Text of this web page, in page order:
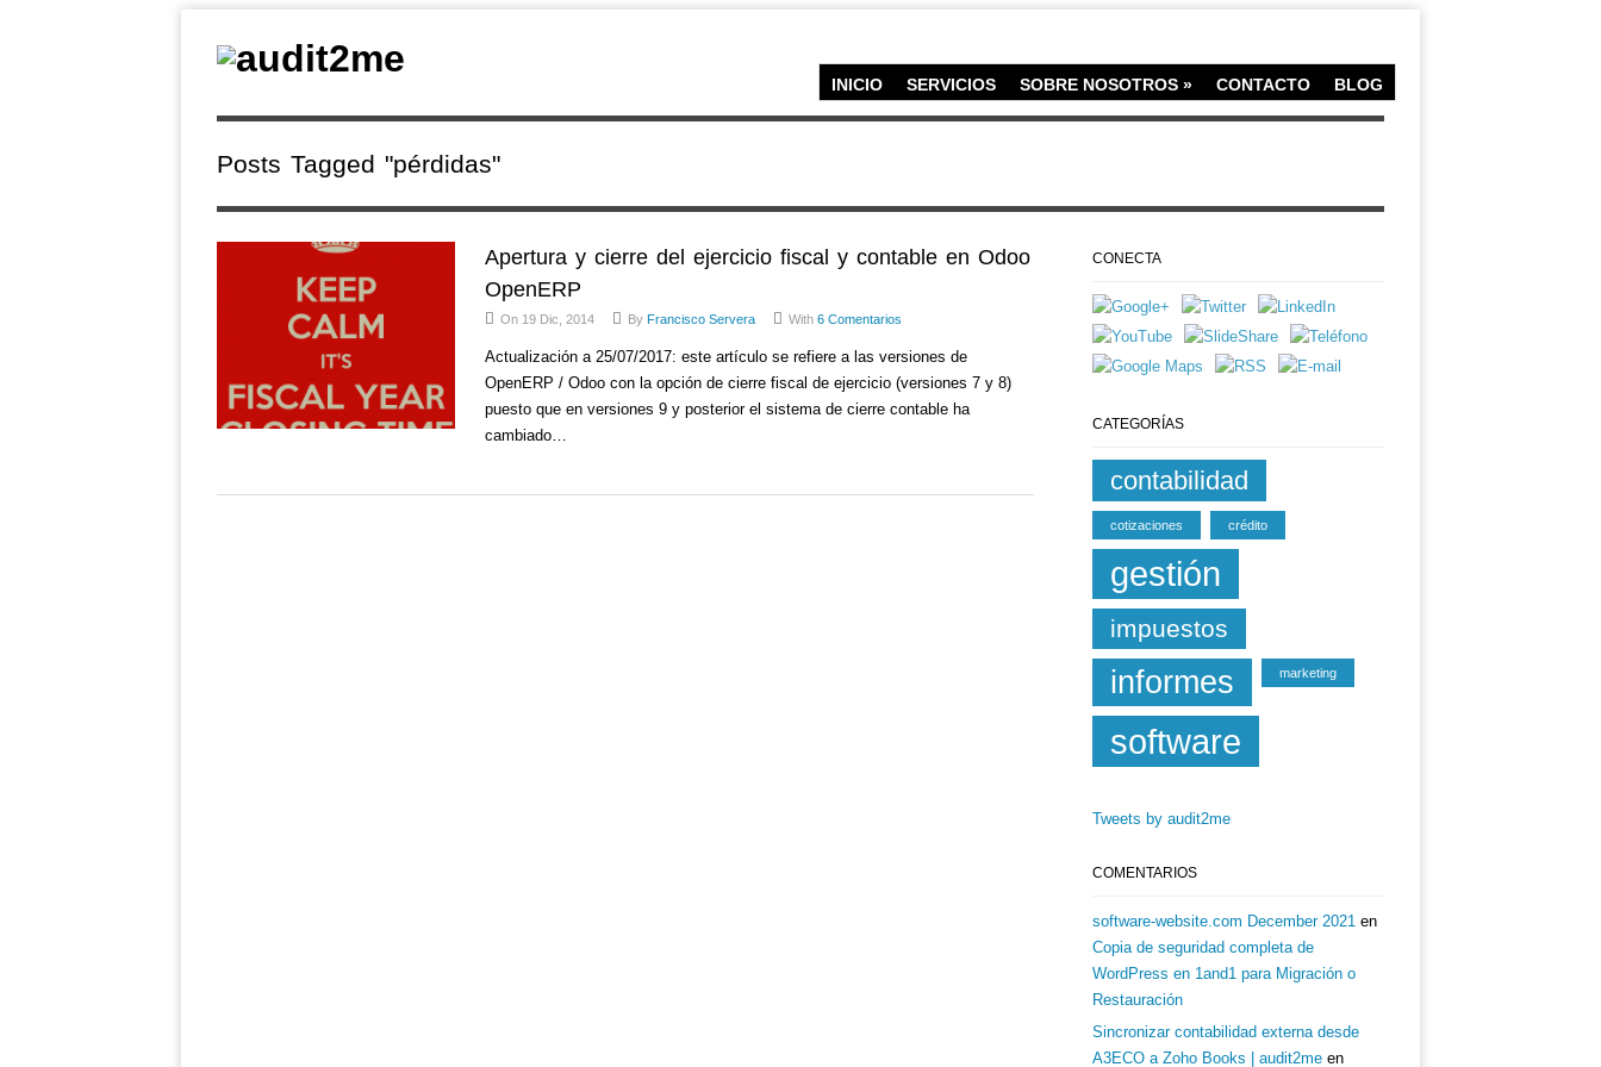
INICIO SERVICIOS SOBRE NOSOTROS » CONTACTO BLOG
Posts Tagged "pérdidas"
Apertura y cierre del ejercicio fiscal y contable en Odoo
OpenERP
On 19 Dic, 2014 By Francisco Servera With 6 Comentarios
Actualización a 25/07/2017: este artículo se refiere a las versiones de
OpenERP / Odoo con la opción de cierre fiscal de ejercicio (versiones 7 y 8)
puesto que en versiones 9 y posterior el sistema de cierre contable ha
cambiado…
CONECTA
CATEGORÍAS
contabilidad
cotizaciones crédito
gestión
impuestos
informes marketing
software
Tweets by audit2me
COMENTARIOS
software-website.com December 2021 en
Copia de seguridad completa de
WordPress en 1and1 para Migración o
Restauración
Sincronizar contabilidad externa desde
A3ECO a Zoho Books | audit2me en